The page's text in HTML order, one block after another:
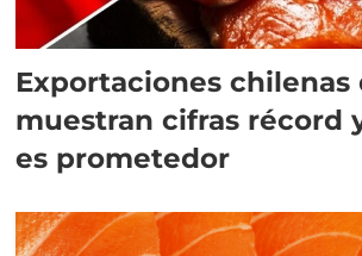
Exportaciones chilenas
muestran cifras récord
es prometedor